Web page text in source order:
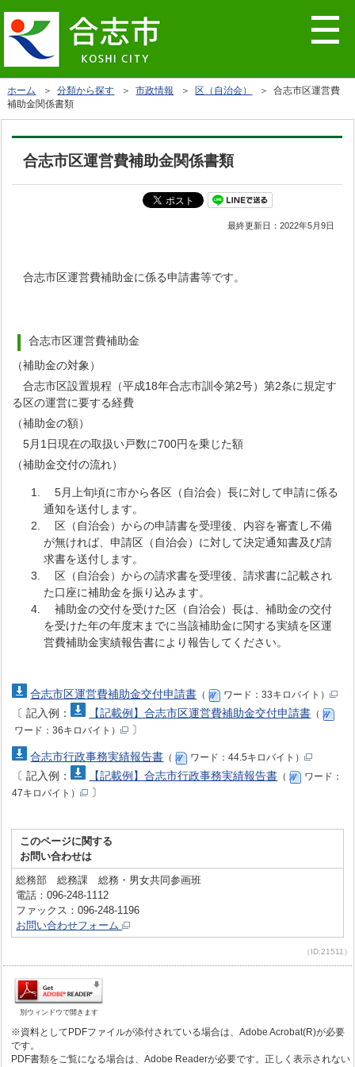
ホーム ＞分類から探す ＞市政情報 ＞ 区（自治会）
＞ 合志市区運営費
補助金関係書類
合志市区運営費補助金関係書類
最終更新日：2022年5月9日
合志市区運営費補助金に係る申請書等です。
合志市区運営費補助金
（補助金の対象）
合志市区設置規程（平成18年合志市訓令第2号）第2条に規定す
る区の運営に要する経費
（補助金の額）
5月1日現在の取扱い戸数に700円を乗じた額
（補助金交付の流れ）
5月上旬頃に市から各区（自治会）長に対して申請に係る
通知を送付します。
区（自治会）からの申請書を受理後、内容を審査し不備
が無ければ、申請区（自治会）に対して決定通知書及び請
求書を送付します。
区（自治会）からの請求書を受理後、請求書に記載され
た口座に補助金を振り込みます。
補助金の交付を受けた区（自治会）長は、補助金の交付
を受けた年の年度末までに当該補助金に関する実績を区運
営費補助金実績報告書により報告してください。
合志市区運営費補助金交付申請書 （ ワード：33キロバイト）
〔記入例： 【記載例】合志市区運営費補助金交付申請書 （
ワード：36キロバイト）
〕
合志市行政事務実績報告書 （ ワード：44.5キロバイト）
〔記入例： 【記載例】合志市行政事務実績報告書 （
ワード：
47キロバイト）
〕
このページに関する
お問い合わせは
総務部 総務課 総務・男女共同参画班
電話：096-248-1112
ファックス：096-248-1196
お問い合わせフォーム
（ID:21511）
別ウィンドウで開きます
※資料としてPDFファイルが添付されている場合は、Adobe Acrobat(R)が必要
です。
PDF書類をご覧になる場合は、Adobe Readerが必要です。正しく表示されない